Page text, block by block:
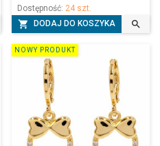
Dostępność: 24 szt.
 DODAJ DO KOSZYKA 
NOWY PRODUKT